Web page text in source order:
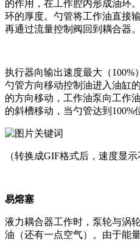
的作用，在工作腔内形成油环
环的厚度。勺管将工作油直接
再通过流量控制阀回到耦合器。
执行器向输出速度最大（100%
勺管方向移动控制油进入油缸
的方向移动，工作油泵向工作
的斜槽移动，当勺管达到100%
（转换成GIF格式后，速度显示
易熔塞
液力耦合器工作时，泵轮与涡
油（还有一点空气）。由于能